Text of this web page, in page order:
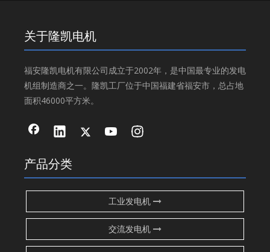
关于隆凯电机
福安隆凯电机有限公司成立于2002年，是中国最专业的发电
机组制造商之一。隆凯工厂位于中国福建省福安市，总占地
面积46000平方米。
产品分类
工业发电机
交流发电机